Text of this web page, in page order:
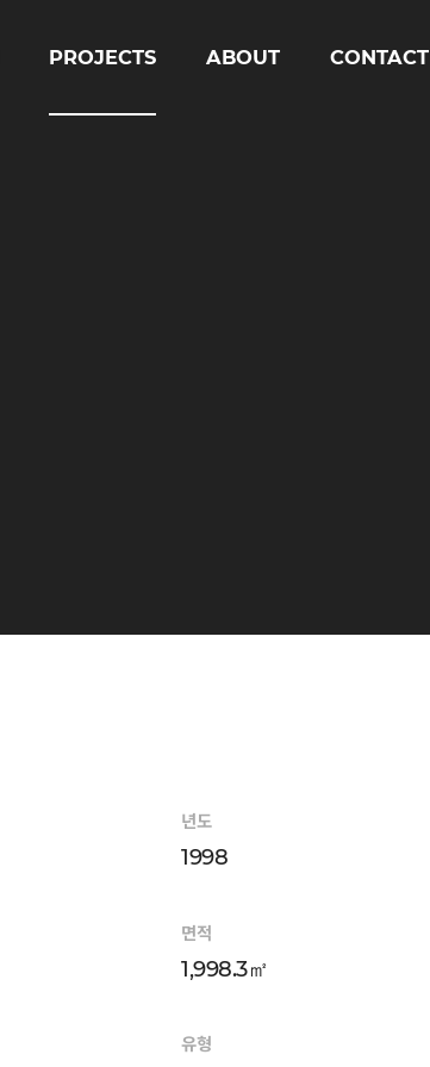
PROJECTS ABOUT CONTACT
년도
1998
면적
1,998.3㎡
유형